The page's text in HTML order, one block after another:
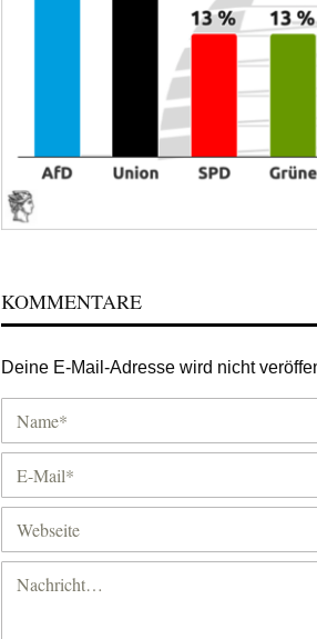
KOMMENTARE
Deine E-Mail-Adresse wird nicht